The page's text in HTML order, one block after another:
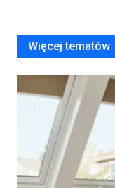
Więcej tematów